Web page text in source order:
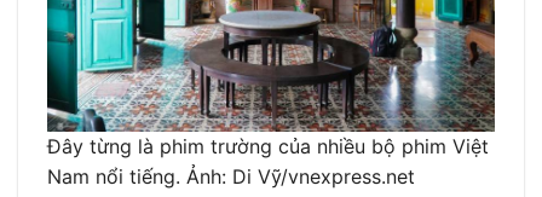
Đây từng là phim trường của nhiều bộ phim Việt
Nam nổi tiếng. Ảnh: Di Vỹ/vnexpress.net